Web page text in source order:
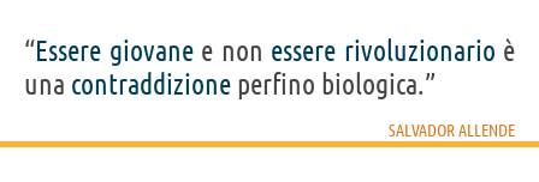
IDENTIKIT E DATI ANAGRAFICI
Salvador
Cognome Allende
Sesso maschile
“Essere giovanee non essere rivoluzionario è
una contraddizione perfino biologica.”
SALVADOR ALLENDE